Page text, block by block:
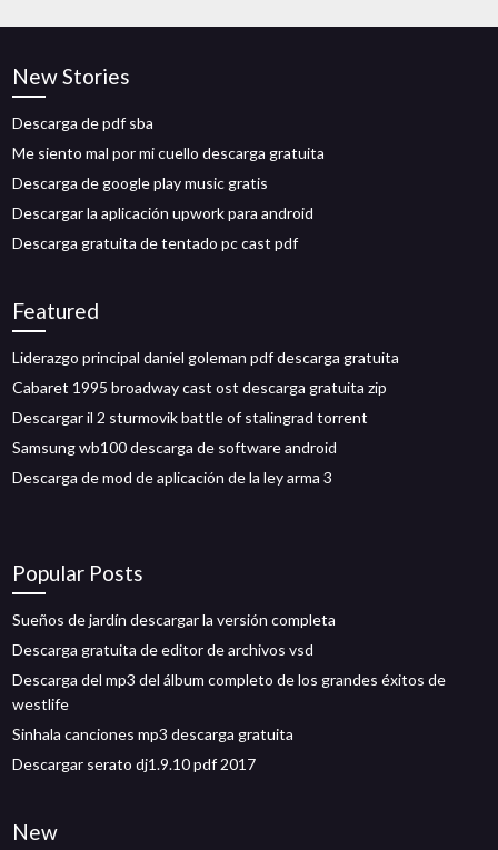
New Stories
Descarga de pdf sba
Me siento mal por mi cuello descarga gratuita
Descarga de google play music gratis
Descargar la aplicación upwork para android
Descarga gratuita de tentado pc cast pdf
Featured
Liderazgo principal daniel goleman pdf descarga gratuita
Cabaret 1995 broadway cast ost descarga gratuita zip
Descargar il 2 sturmovik battle of stalingrad torrent
Samsung wb100 descarga de software android
Descarga de mod de aplicación de la ley arma 3
Popular Posts
Sueños de jardín descargar la versión completa
Descarga gratuita de editor de archivos vsd
Descarga del mp3 del álbum completo de los grandes éxitos de
westlife
Sinhala canciones mp3 descarga gratuita
Descargar serato dj1.9.10 pdf 2017
New